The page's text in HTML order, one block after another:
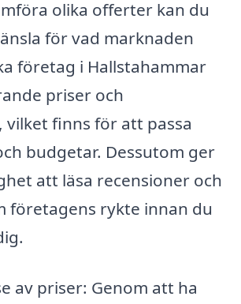
olika offerter kan du
för vad marknaden
företag i Hallstahammar
priser och
finns för att passa
budgetar. Dessutom ger
att läsa recensioner och
företagens rykte innan du
av priser: Genom att ha